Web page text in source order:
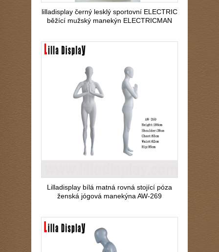
lilladisplay černý lesklý sportovní ELECTRIC
běžící mužský manekýn ELECTRICMAN
Lilladisplay bílá matná rovná stojící póza
ženská jógová manekýna AW-269